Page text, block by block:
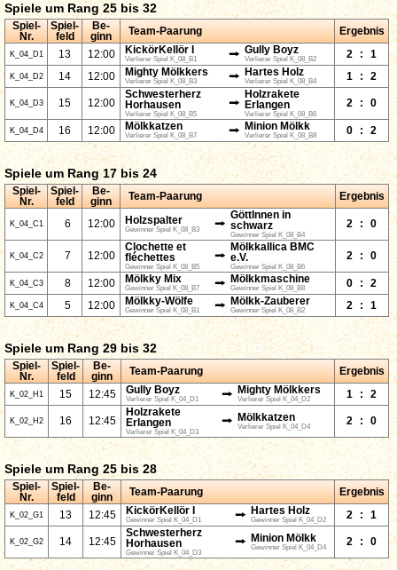
Spiele um Rang 25 bis 32
Spiel-
Nr.
Spiel-
feld
Be-
ginn
Team-Paarung Ergebnis
K_04_D1 13 12:00 KickörKellör I
Verlierer Spiel K_08_B1 ⭢ Gully Boyz
Verlierer Spiel K_08_B2 2 : 1
K_04_D2 14 12:00 Mighty Mölkkers
Verlierer Spiel K_08_B3 ⭢ Hartes Holz
Verlierer Spiel K_08_B4 1 : 2
K_04_D3 15 12:00
Schwesterherz
Horhausen
Verlierer Spiel K_08_B5
⭢
Holzrakete
Erlangen
Verlierer Spiel K_08_B6
2 : 0
K_04_D4 16 12:00 Mölkkatzen
Verlierer Spiel K_08_B7 ⭢ Minion Mölkk
Verlierer Spiel K_08_B8 0 : 2
Spiele um Rang 17 bis 24
Spiel-
Nr.
Spiel-
feld
Be-
ginn
Team-Paarung Ergebnis
K_04_C1 6 12:00 Holzspalter
Gewinner Spiel K_08_B3 ⭢
GöttInnen in
schwarz
Gewinner Spiel K_08_B4
2 : 0
K_04_C2 7 12:00
Clochette et
fléchettes
Gewinner Spiel K_08_B5
⭢
Mölkkallica BMC
e.V.
Gewinner Spiel K_08_B6
2 : 0
K_04_C3 8 12:00 Mölkky Mix
Gewinner Spiel K_08_B7 ⭢ Mölkkmaschine
Gewinner Spiel K_08_B8 0 : 2
K_04_C4 5 12:00 Mölkky-Wölfe
Gewinner Spiel K_08_B1 ⭢ Mölkk-Zauberer
Gewinner Spiel K_08_B2 2 : 1
Spiele um Rang 29 bis 32
Spiel-
Nr.
Spiel-
feld
Be-
ginn
Team-Paarung Ergebnis
K_02_H1 15 12:45 Gully Boyz
Verlierer Spiel K_04_D1 ⭢ Mighty Mölkkers
Verlierer Spiel K_04_D2 1 : 2
K_02_H2 16 12:45
Holzrakete
Erlangen
Verlierer Spiel K_04_D3
⭢ Mölkkatzen
Verlierer Spiel K_04_D4
2 : 0
Spiele um Rang 25 bis 28
Spiel-
Nr.
Spiel-
feld
Be-
ginn
Team-Paarung Ergebnis
K_02_G1 13 12:45 KickörKellör I
Gewinner Spiel K_04_D1 ⭢ Hartes Holz
Gewinner Spiel K_04_D2 2 : 1
K_02_G2 14 12:45
Schwesterherz
Horhausen
Gewinner Spiel K_04_D3
⭢ Minion Mölkk
Gewinner Spiel K_04_D4
2 : 0